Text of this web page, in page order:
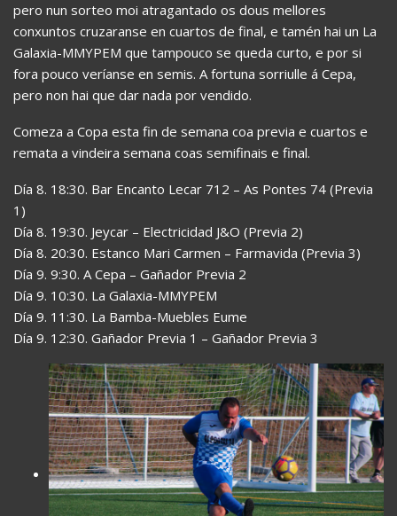
pero nun sorteo moi atragantado os dous mellores
conxuntos cruzaranse en cuartos de final, e tamén hai un La
Galaxia-MMYPEM que tampouco se queda curto, e por si
fora pouco veríanse en semis. A fortuna sorriulle á Cepa,
pero non hai que dar nada por vendido.
Comeza a Copa esta fin de semana coa previa e cuartos e
remata a vindeira semana coas semifinais e final.
Día 8. 18:30. Bar Encanto Lecar 712 – As Pontes 74 (Previa
1)
Día 8. 19:30. Jeycar – Electricidad J&O (Previa 2)
Día 8. 20:30. Estanco Mari Carmen – Farmavida (Previa 3)
Día 9. 9:30. A Cepa – Gañador Previa 2
Día 9. 10:30. La Galaxia-MMYPEM
Día 9. 11:30. La Bamba-Muebles Eume
Día 9. 12:30. Gañador Previa 1 – Gañador Previa 3